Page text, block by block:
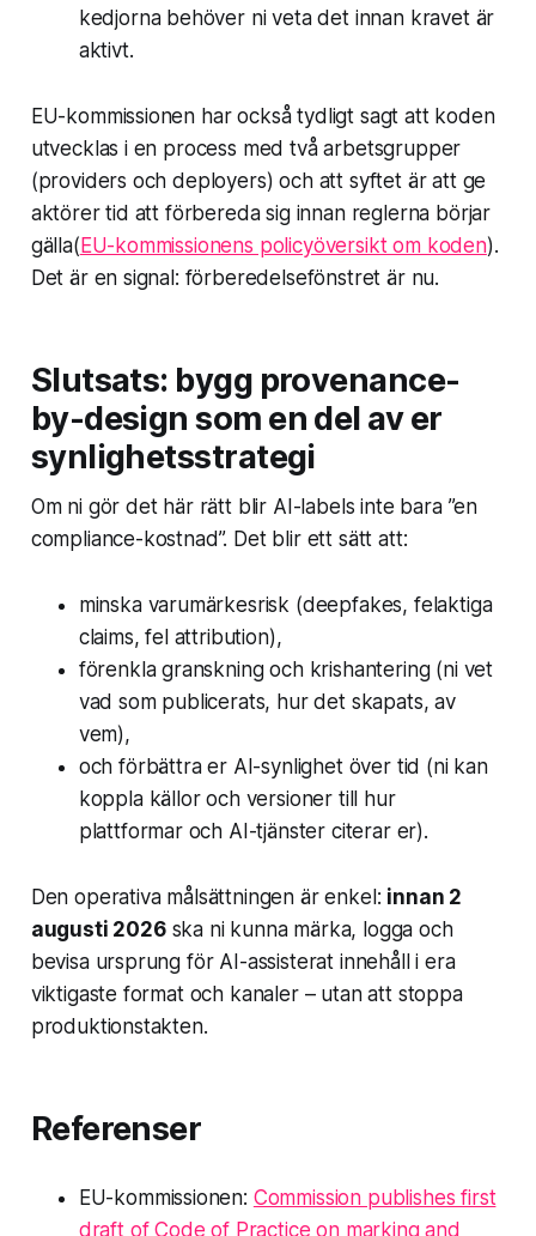
kedjorna behöver ni veta det innan kravet är
aktivt.
EU-kommissionen har också tydligt sagt att koden
utvecklas i en process med två arbetsgrupper
(providers och deployers) och att syftet är att ge
aktörer tid att förbereda sig innan reglerna börjar
gälla( EU-kommissionens policyöversikt om koden).
Det är en signal: förberedelsefönstret är nu.
Slutsats: bygg provenance-
by-design som en del av er
synlighetsstrategi
Om ni gör det här rätt blir AI-labels inte bara ”en
compliance-kostnad”. Det blir ett sätt att:
minska varumärkesrisk (deepfakes, felaktiga
claims, fel attribution),
förenkla granskning och krishantering (ni vet
vad som publicerats, hur det skapats, av
vem),
och förbättra er AI-synlighet över tid (ni kan
koppla källor och versioner till hur
plattformar och AI-tjänster citerar er).
Den operativa målsättningen är enkel: innan 2
augusti 2026ska ni kunna märka, logga och
bevisa ursprung för AI-assisterat innehåll i era
viktigaste format och kanaler – utan att stoppa
produktionstakten.
Referenser
EU-kommissionen: Commission publishes first
draft of Code of Practice on marking and